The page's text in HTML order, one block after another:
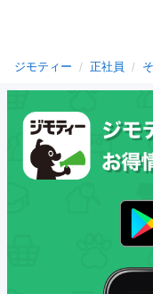
ジモティー 正社員